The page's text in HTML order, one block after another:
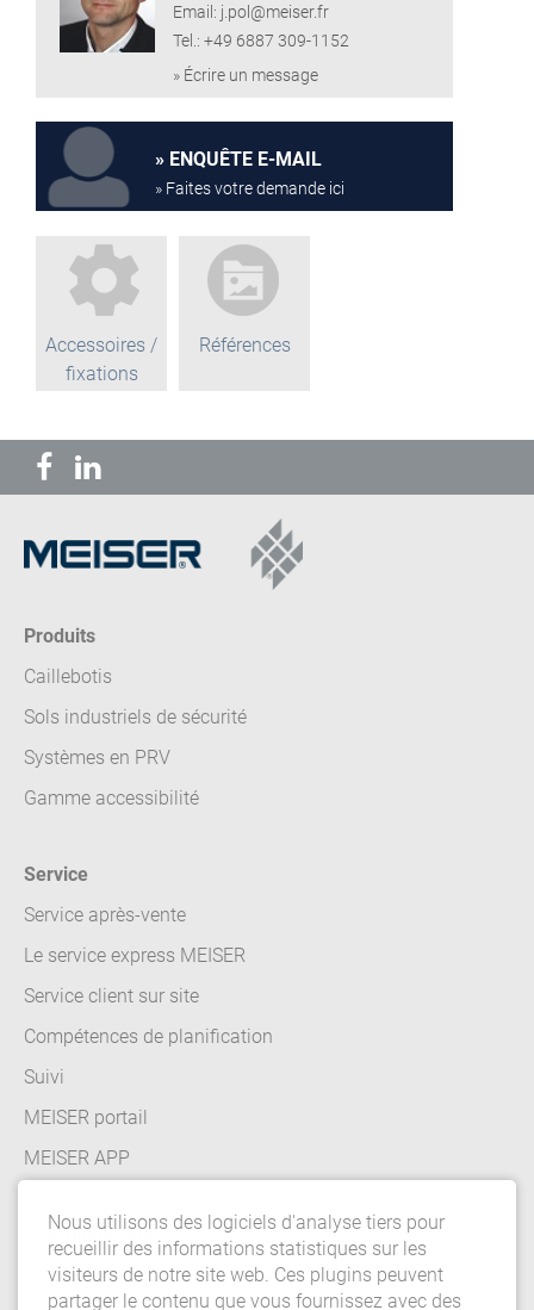
Email: j.pol@meiser.fr
Tel.: +49 6887 309-1152
» Écrire un message
ENQUÊTE E-MAIL
» Faites votre demande ici
Accessoires /
fixations
Références
Produits
Caillebotis
Sols industriels de sécurité
Systèmes en PRV
Gamme accessibilité
Service
Service après-vente
Le service express MEISER
Service client sur site
Compétences de planification
Suivi
MEISER portail
MEISER APP
Whistleblowing
Contact
Nous utilisons des logiciels d'analyse tiers pour
recueillir des informations statistiques sur les
visiteurs de notre site web. Ces plugins peuvent
partager le contenu que vous fournissez avec des